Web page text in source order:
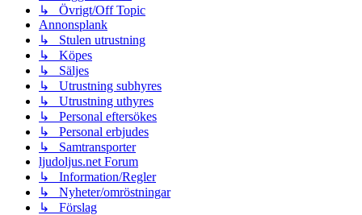
↳ Övrigt/Off Topic
Annonsplank
↳ Stulen utrustning
↳ Köpes
↳ Säljes
↳ Utrustning subhyres
↳ Utrustning uthyres
↳ Personal eftersökes
↳ Personal erbjudes
↳ Samtransporter
ljudoljus.net Forum
↳ Information/Regler
↳ Nyheter/omröstningar
↳ Förslag